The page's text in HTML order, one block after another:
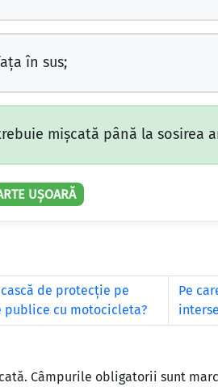
în sus;
mişcată până la sosirea
UȘOARĂ
de protecţie pe
cu motocicleta?
Pe
Câmpurile obligatorii sunt